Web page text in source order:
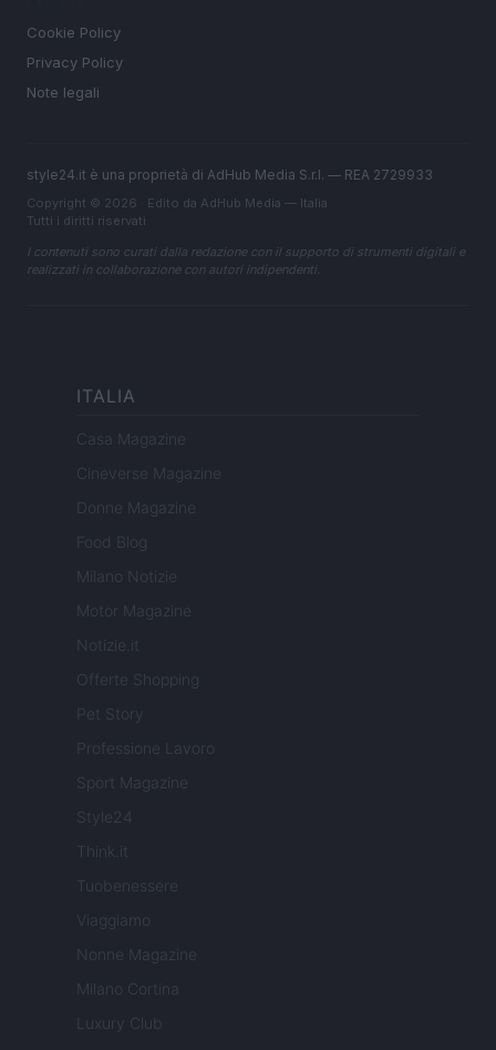
Cookie Policy
Privacy Policy
Note legali
style24.it è una proprietà di AdHub Media S.r.l. — REA 2729933
Copyright © 2026 · Edito da AdHub Media — Italia
Tutti i diritti riservati
I contenuti sono curati dalla redazione con il supporto di strumenti digitali e
realizzati in collaborazione con autori indipendenti.
ITALIA
Casa Magazine
Cineverse Magazine
Donne Magazine
Food Blog
Milano Notizie
Motor Magazine
Notizie.it
Offerte Shopping
Pet Story
Professione Lavoro
Sport Magazine
Style24
Think.it
Tuobenessere
Viaggiamo
Nonne Magazine
Milano Cortina
Luxury Club